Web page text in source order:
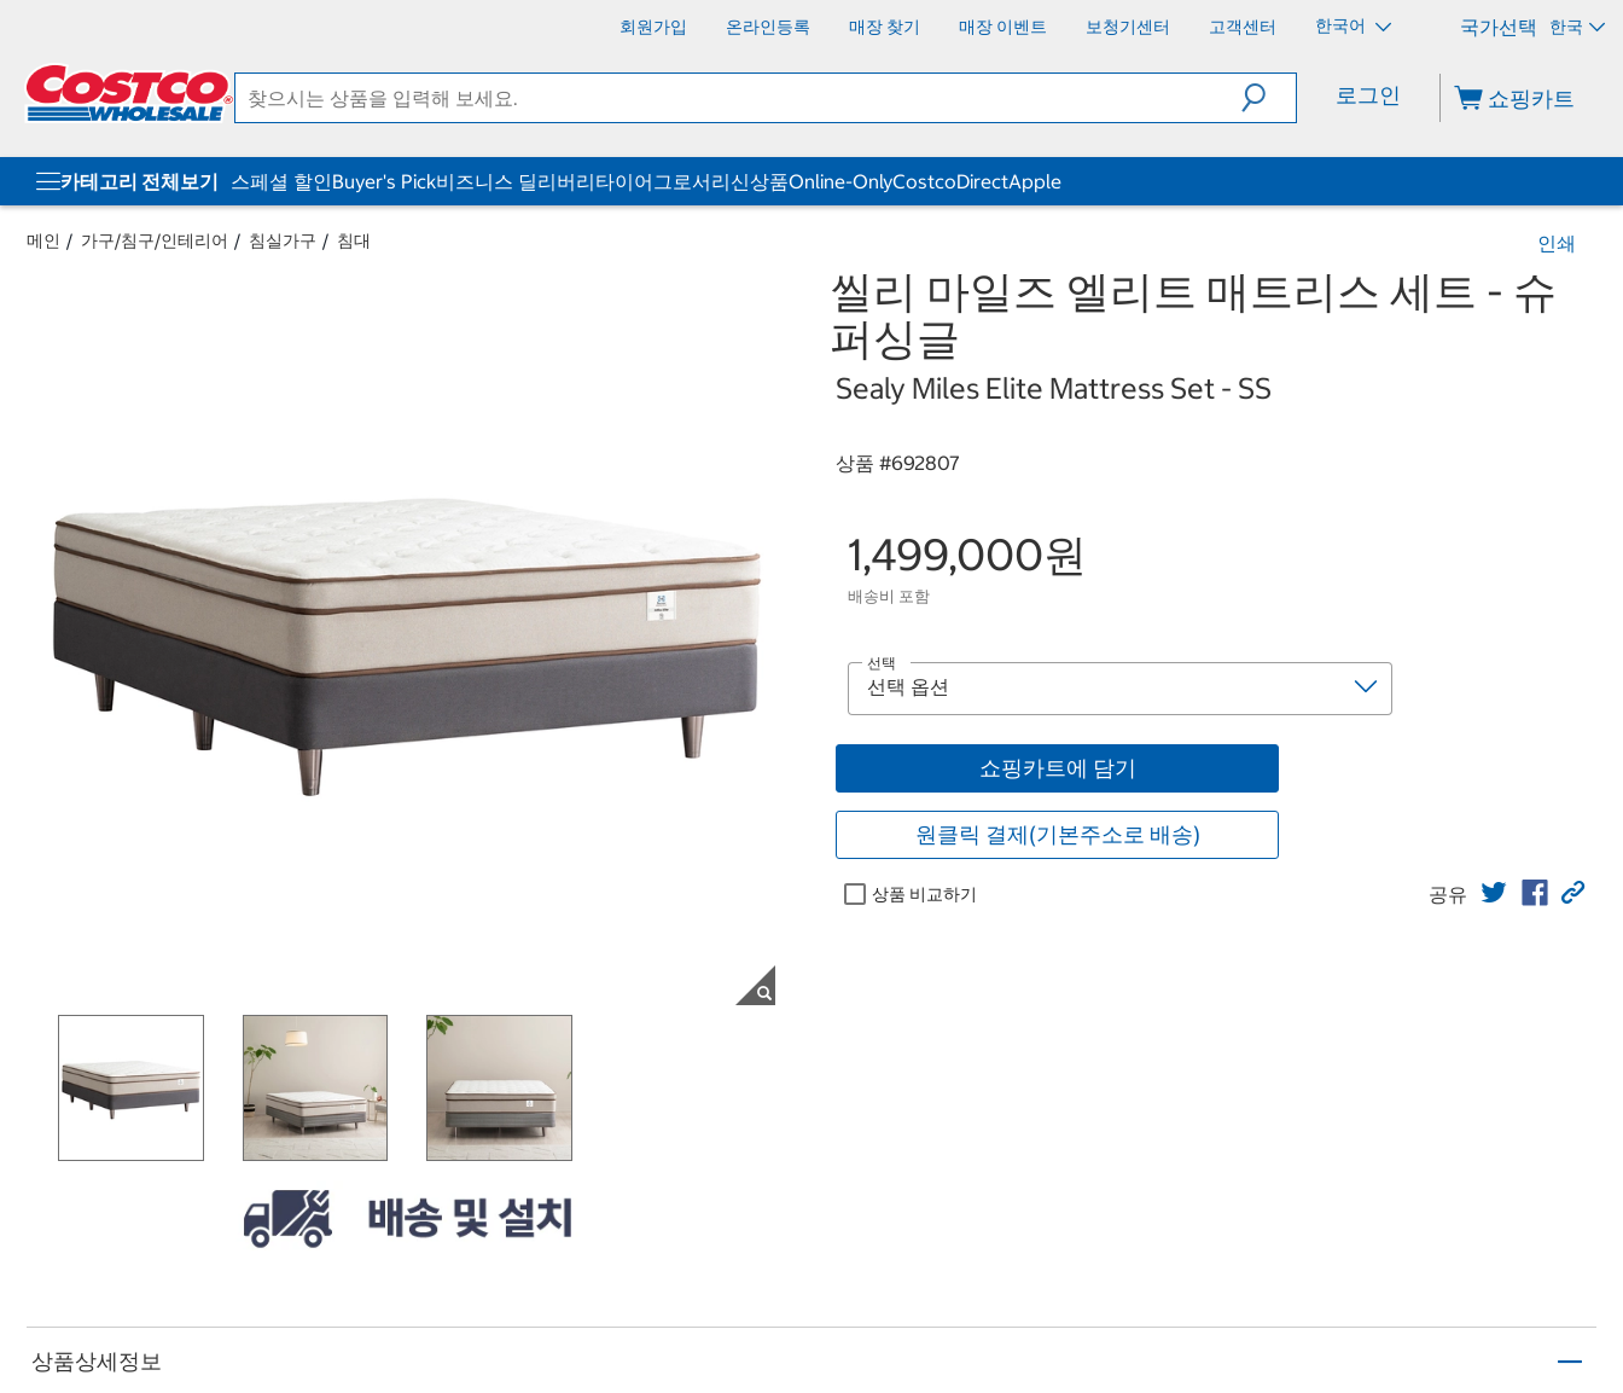
회원가입 온라인등록 매장 찾기 매장 이벤트 보청기센터 고객센터 한국어 한국
로그인 쇼핑카트
카테고리 전체보기 스페셜 할인Buyer's Pick비즈니스 딜리버리타이어그로서리신상품Online-OnlyCostcoDirectApple
메인 가구/침구/인테리어 침실가구 침대 인쇄
씰리 마일즈 엘리트 매트리스 세트 - 슈
퍼싱글
Sealy Miles Elite Mattress Set - SS
상품 #692807
1,499,000원
배송비 포함
선택
쇼핑카트에 담기
원클릭 결제(기본주소로 배송)
상품 비교하기 공유
상품상세정보